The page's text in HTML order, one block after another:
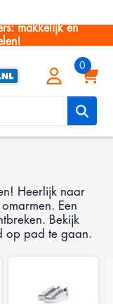
makkelijk en
Heerlijk naar
Een
Bekijk
op pad te gaan.